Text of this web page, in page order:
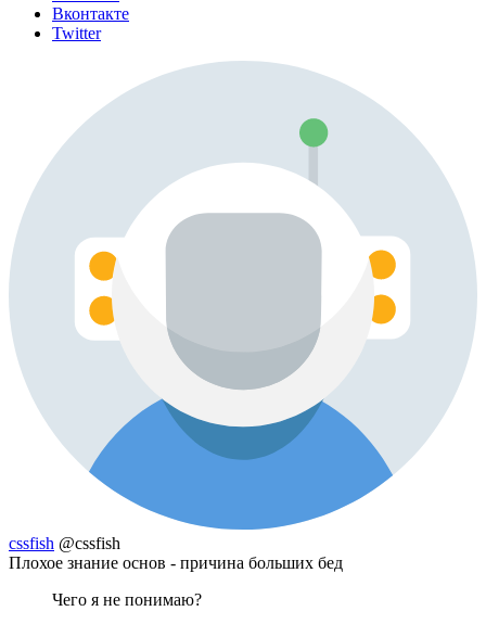
Вконтакте
Twitter
cssfish @cssfish
Плохое знание основ - причина больших бед
Чего я не понимаю?